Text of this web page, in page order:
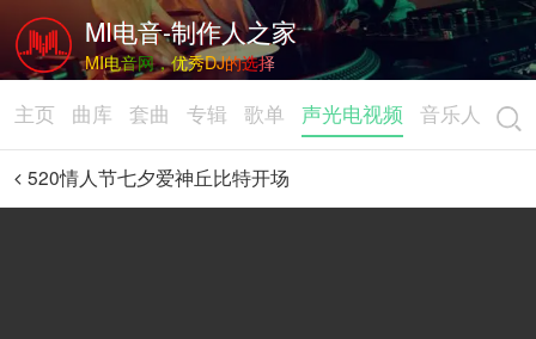
MI电音-制作人之家
MI电音网，优秀DJ的选择
主页 曲库 套曲 专辑 歌单 声光电视频 音乐人
520情人节七夕爱神丘比特开场